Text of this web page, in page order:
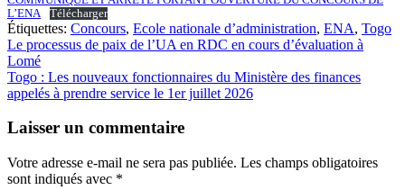
L’ENA
Télécharger
Étiquettes: Concours, Ecole nationale d’administration, ENA, Togo
Navigation
de
l’article
Le processus de paix de l’UA en RDC en cours d’évaluation à
Lomé
Togo : Les nouveaux fonctionnaires du Ministère des finances
appelés à prendre service le 1er juillet 2026
Laisser un commentaire
Votre adresse e-mail ne sera pas publiée. Les champs obligatoires
sont indiqués avec *